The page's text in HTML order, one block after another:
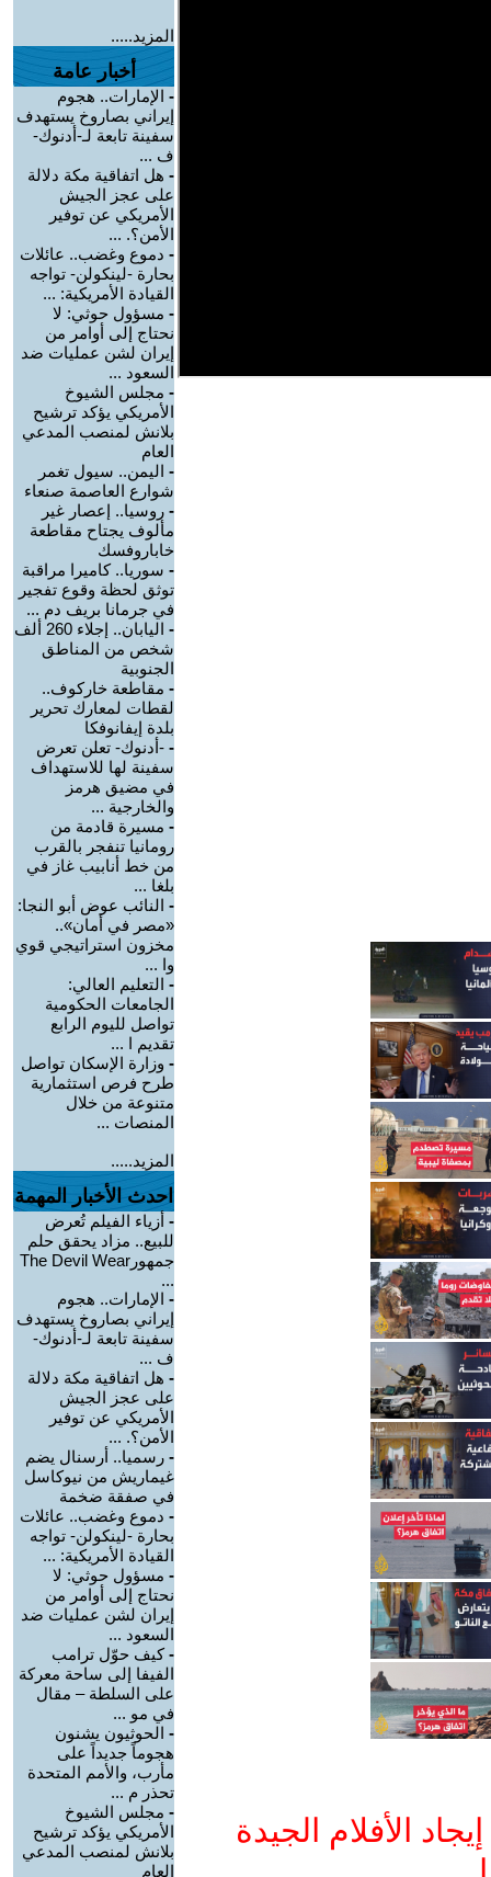
الأفلام الجيدة
المزيد.....
أخبار عامة
- الإمارات.. هجوم
إيراني بصاروخ يستهدف
سفينة تابعة لـ-أدنوك-
ف ...
- هل اتفاقية مكة دلالة
على عجز الجيش
الأمريكي عن توفير
الأمن؟. ...
- دموع وغضب.. عائلات
بحارة -لينكولن- تواجه
القيادة الأمريكية: ...
- مسؤول حوثي: لا
نحتاج إلى أوامر من
إيران لشن عمليات ضد
السعود ...
- مجلس الشيوخ
الأمريكي يؤكد ترشيح
بلانش لمنصب المدعي
العام
- اليمن.. سيول تغمر
شوارع العاصمة صنعاء
- روسيا.. إعصار غير
مألوف يجتاح مقاطعة
خاباروفسك
- سوريا.. كاميرا مراقبة
توثق لحظة وقوع تفجير
في جرمانا بريف دم ...
-
اليابان.. إجلاء 260 ألف
شخص من المناطق
الجنوبية
- مقاطعة خاركوف..
لقطات لمعارك تحرير
بلدة إيفانوفكا
- -أدنوك- تعلن تعرض
سفينة لها للاستهداف
في مضيق هرمز
والخارجية ...
- مسيرة قادمة من
رومانيا تنفجر بالقرب
من خط أنابيب غاز في
بلغا ...
- النائب عوض أبو النجا:
«مصر في أمان»..
مخزون استراتيجي قوي
وا ...
- التعليم العالي:
الجامعات الحكومية
تواصل لليوم الرابع
تقديم ا ...
- وزارة الإسكان تواصل
طرح فرص استثمارية
متنوعة من خلال
المنصات ...
المزيد.....
احدث الأخبار المهمة
- أزياء الفيلم تُعرض
للبيع.. مزاد يحقق حلم
جمهورThe Devil Wear
...
- الإمارات.. هجوم
إيراني بصاروخ يستهدف
سفينة تابعة لـ-أدنوك-
ف ...
- هل اتفاقية مكة دلالة
على عجز الجيش
الأمريكي عن توفير
الأمن؟. ...
- رسميا.. أرسنال يضم
غيماريش من نيوكاسل
في صفقة ضخمة
- دموع وغضب.. عائلات
بحارة -لينكولن- تواجه
القيادة الأمريكية: ...
- مسؤول حوثي: لا
نحتاج إلى أوامر من
إيران لشن عمليات ضد
السعود ...
-كيف حوّل ترامب
الفيفا إلى ساحة معركة
على السلطة – مقال
في مو ...
- الحوثيون يشنون
هجوماً جديداً على
مأرب، والأمم المتحدة
تحذر م ...
- مجلس الشيوخ
الأمريكي يؤكد ترشيح
بلانش لمنصب المدعي
العام